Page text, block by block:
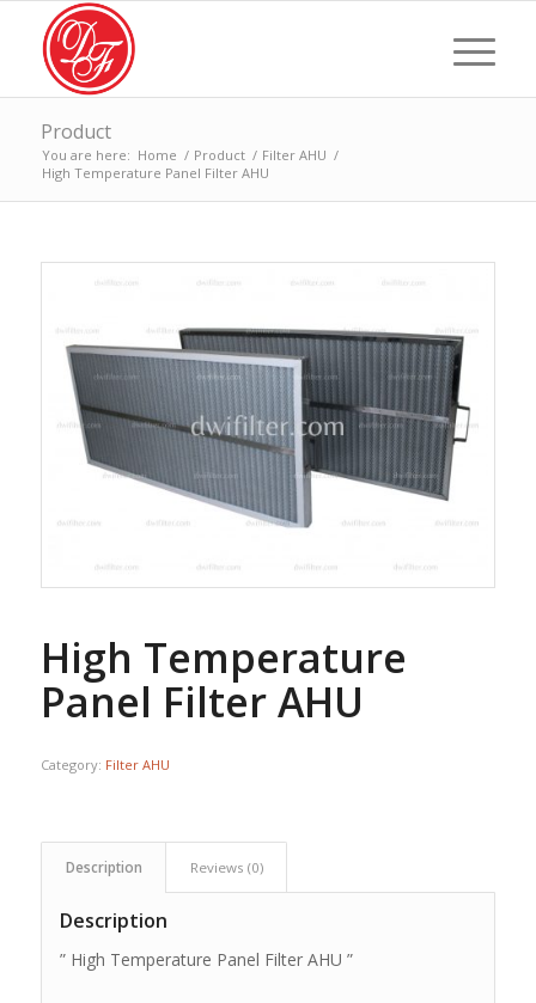
Product
You are here: Home / Product / Filter AHU /
High Temperature Panel Filter AHU
High Temperature
Panel Filter AHU
Category: Filter AHU
Description Reviews (0)
Description
” High Temperature Panel Filter AHU ”